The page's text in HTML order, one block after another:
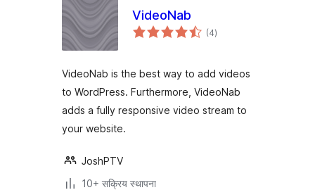
VideoNab
(4एकूण
मूल्यांकन
)
VideoNab is the best way to add videos
to WordPress. Furthermore, VideoNab
adds a fully responsive video stream to
your website.
JoshPTV
10+ सक्रिय स्थापना